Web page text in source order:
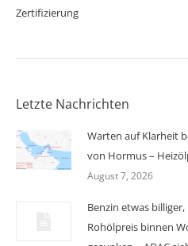
Zertifizierung
Letzte Nachrichten
Warten auf Klarheit
von Hormus –
August 7, 2026
Benzin etwas
Rohölpreis binnen